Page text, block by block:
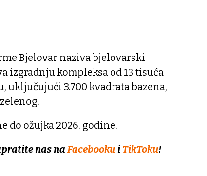
Bjelovar naziva bjelovarski
izgradnju kompleksa od 13 tisuća
uključujući 3.700 kvadrata bazena,
do ožujka 2026. godine.
nas na Facebooku i TikToku!